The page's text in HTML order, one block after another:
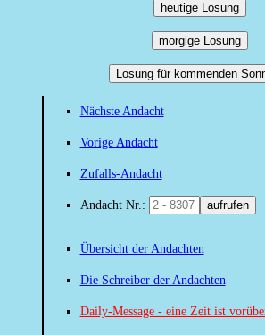
heutige Losung
morgige Losung
Losung für kommenden
Nächste Andacht
Vorige Andacht
Zufalls-Andacht
Andacht Nr.: aufrufen
Übersicht der Andachten
Die Schreiber der Andachten
Daily-Message - eine Zeit ist